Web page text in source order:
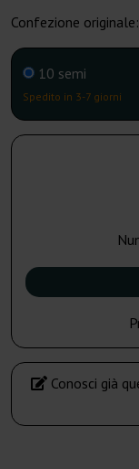
Confezione originale:
10 semi
Spedito in 3-7 giorni
Conosci già